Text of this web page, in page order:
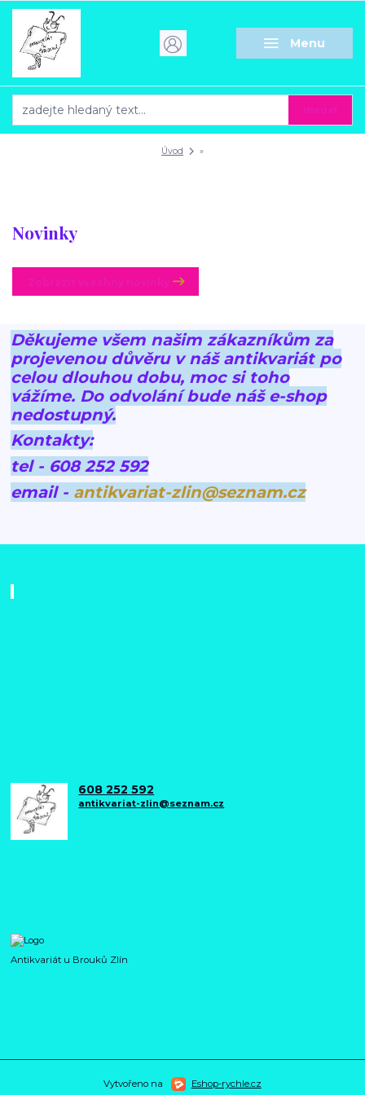
Menu
Úvod »
Novinky
Děkujeme všem našim zákazníkům za
projevenou důvěru v náš antikvariát po
celou dlouhou dobu, moc si toho
vážíme. Do odvolání bude náš e-shop
nedostupný.
Kontakty:
tel - 608 252 592
email - antikvariat-zlin@seznam.cz
608 252 592
antikvariat-zlin@seznam.cz
Antikvariát u Brouků Zlín
Vytvořeno na Eshop-rychle.cz